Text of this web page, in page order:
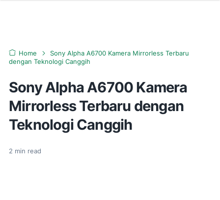
Home
Sony Alpha A6700 Kamera Mirrorless Terbaru
dengan Teknologi Canggih
Sony Alpha A6700 Kamera
Mirrorless Terbaru dengan
Teknologi Canggih
2 min read